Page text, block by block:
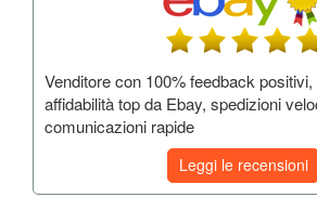
Venditore con 100% feedback
affidabilità top da Ebay, spedizioni
comunicazioni rapide
Leggi le recensioni